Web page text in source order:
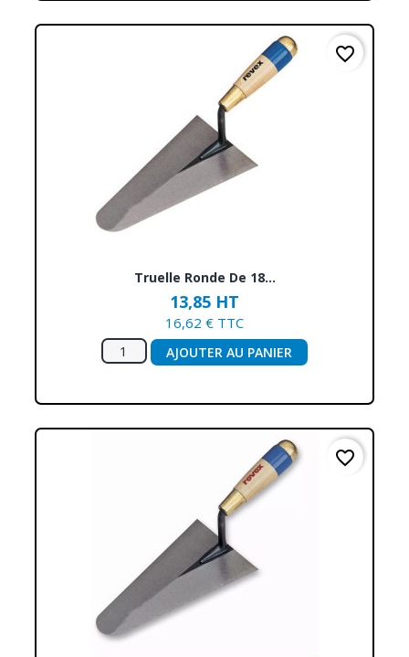
Truelle Ronde De 18...
13,85 HT
16,62 € TTC
AJOUTER AU PANIER
favorite_border
favorite_border